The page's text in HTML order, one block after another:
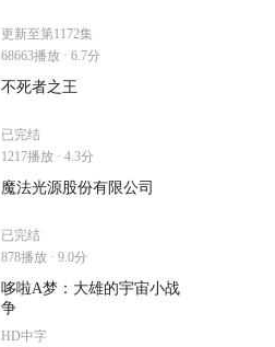
更新至第1172集
68663播放 · 6.7分
不死者之王
已完结
1217播放 · 4.3分
魔法光源股份有限公司
已完结
878播放 · 9.0分
哆啦A梦：大雄的宇宙小战
争
HD中字